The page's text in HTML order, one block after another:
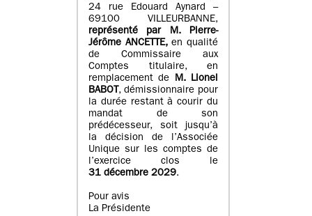
24 rue Edouard Aynard –
69100 VILLEURBANNE,
représenté par M.Pierre-
Jérôme ANCETTE, en qualité
de Commissaire aux
Comptes titulaire, en
remplacement de M.Lionel
BABOT , démissionnaire pour
la durée restant à courir du
mandat de son
prédécesseur, soit jusqu’à
la décision de l’Associée
Unique sur les comptes de
l’exercice clos le
31 décembre 2029.
Pour avis
La Présidente